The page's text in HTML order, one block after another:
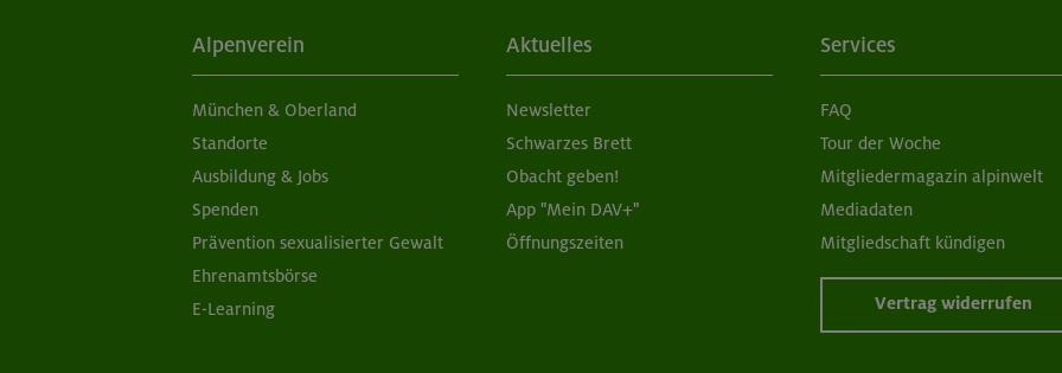
Alpenverein
München & Oberland
Standorte
Ausbildung & Jobs
Spenden
Prävention sexualisierter Gewalt
Ehrenamtsbörse
E-Learning
Aktuelles
Newsletter
Schwarzes Brett
Obacht geben!
App "Mein DAV+"
Öffnungszeiten
Services
FAQ
Tour der Woche
Mitgliedermagazin alpinwelt
Mediadaten
Mitgliedschaft kündigen
Vertrag widerrufen